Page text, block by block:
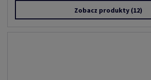
Zobacz produkty(12)